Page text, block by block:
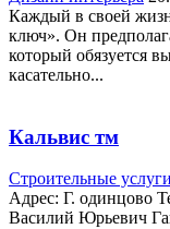
Каждый в своей
ключ». Он
который обязуется
касательно...
Кальвис тм
Строительные услуги
Адрес: Г. одинцово
Василий Юрьевич